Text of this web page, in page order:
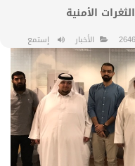
الأمنية
2646 الأخبار إستمع